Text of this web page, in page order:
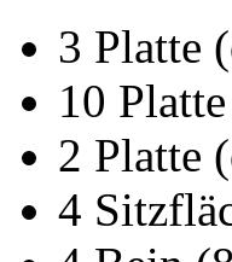
3 Platte
10
2 Platte
4